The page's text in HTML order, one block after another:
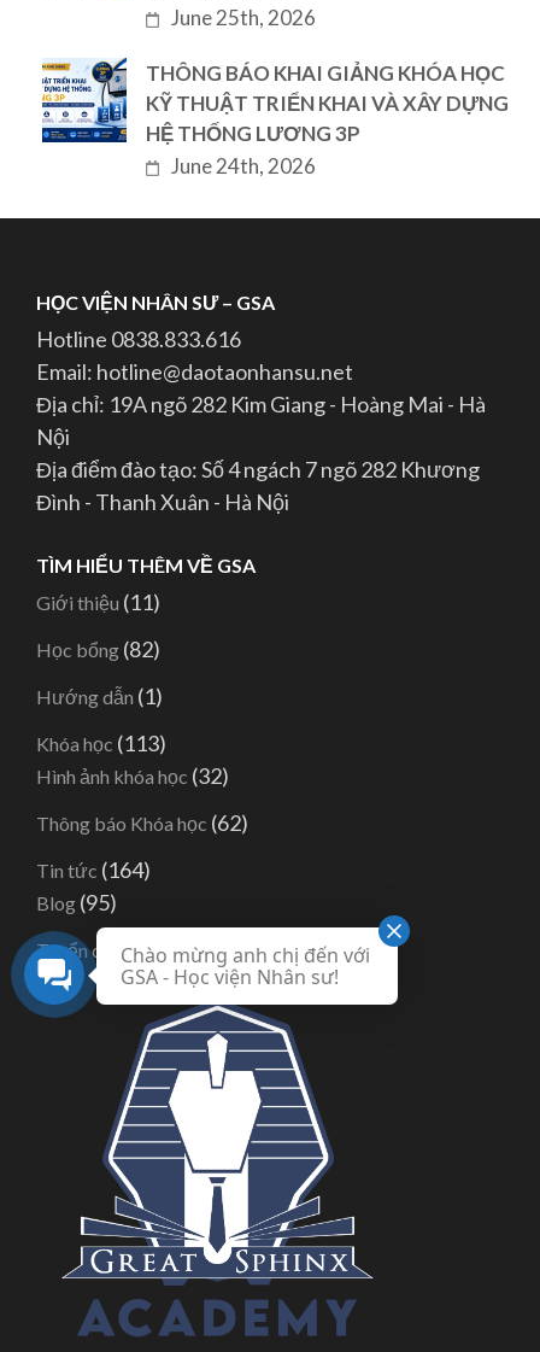
June 25th, 2026
THÔNG BÁO KHAI GIẢNG KHÓA HỌC
KỸ THUẬT TRIỂN KHAI VÀ XÂY DỰNG
HỆ THỐNG LƯƠNG 3P
June 24th, 2026
HỌC VIỆN NHÂN SƯ – GSA
Hotline 0838.833.616
Email: hotline@daotaonhansu.net
Địa chỉ: 19A ngõ 282 Kim Giang - Hoàng Mai - Hà
Nội
Địa điểm đào tạo: Số 4 ngách 7 ngõ 282 Khương
Đình - Thanh Xuân - Hà Nội
TÌM HIỂU THÊM VỀ GSA
Giới thiệu (11)
Học bổng (82)
Hướng dẫn (1)
Khóa học (113)
Hình ảnh khóa học (32)
Thông báo Khóa học (62)
Tin tức (164)
Blog (95)
Tuyển dụng(6)
Chào mừng anh chị đến với
GSA - Học viện Nhân sư!